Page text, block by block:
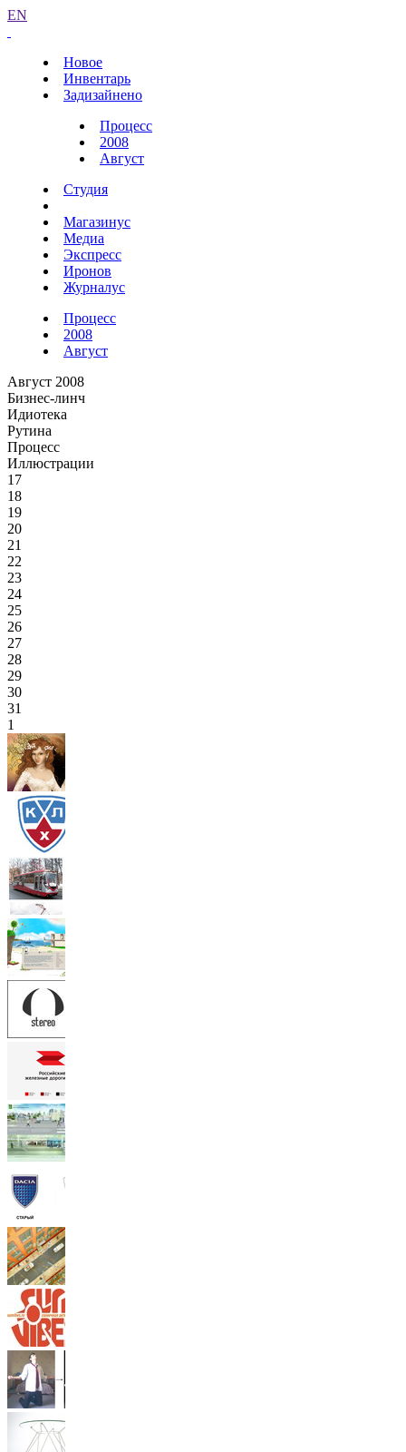
EN
Новое
Инвентарь
Задизайнено
Процесс
2008
Август
Студия
Магазинус
Медиа
Экспресс
Иронов
Журналус
Процесс
2008
Август
Август 2008
Бизнес-линч
Идиотека
Рутина
Процесс
Иллюстрации
17
18
19
20
21
22
23
24
25
26
27
28
29
30
31
1